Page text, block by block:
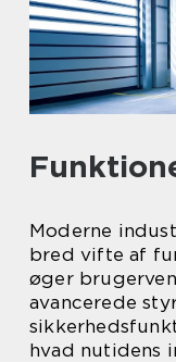
Moderne
bred vifte af
øger
avancerede
hvad nutidens